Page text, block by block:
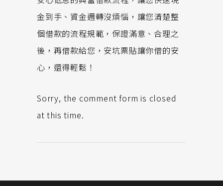
金到手、資金週轉沒煩惱，讓您清楚整
個借款的流程規範，保證滿意、合理之
後，再借款給您，安坑票貼讓你借的安
心，還得輕鬆！
Sorry, the comment form is closed
at this time.